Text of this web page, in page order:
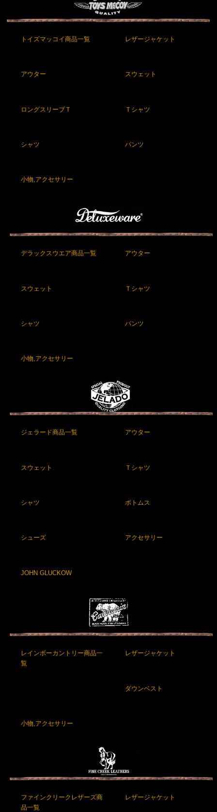
トイズマッコイ商品一覧 レザージャケット
アウター スウェット
ロングスリーブＴ Ｔシャツ
シャツ パンツ
小物,アクセサリー
デラックスウエア商品一覧 アウター
スウェット Ｔシャツ
シャツ パンツ
小物,アクセサリー
ジェラード商品一覧 アウター
スウェット Ｔシャツ
シャツ ボトムス
シューズ アクセサリー
JOHN GLUCKOW
レインボーカントリー商品一
覧
レザージャケット
ダウンベスト
小物,アクセサリー
ファインクリークレザーズ商
品一覧
レザージャケット